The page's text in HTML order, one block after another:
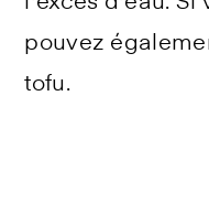
pouvez
tofu.